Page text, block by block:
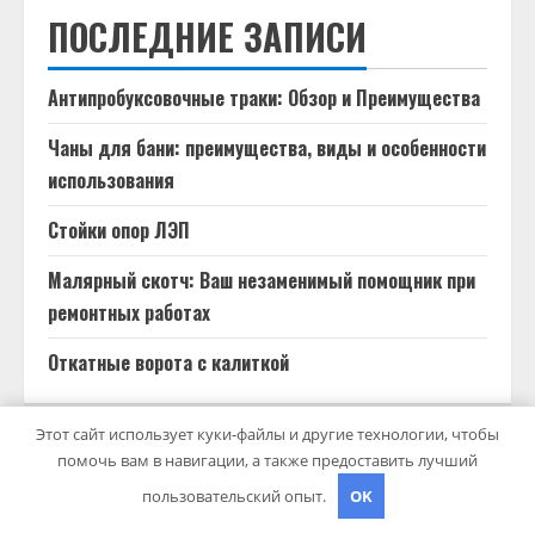
ПОСЛЕДНИЕ ЗАПИСИ
Антипробуксовочные траки: Обзор и Преимущества
Чаны для бани: преимущества, виды и особенности
использования
Стойки опор ЛЭП
Малярный скотч: Ваш незаменимый помощник при
ремонтных работах
Откатные ворота с калиткой
АРХИВ
Этот сайт использует куки-файлы и другие технологии, чтобы
помочь вам в навигации, а также предоставить лучший
пользовательский опыт.
OK